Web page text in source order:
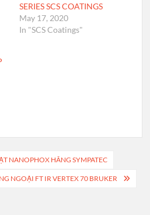
SERIES SCS COATINGS
May 17, 2020
In "SCS Coatings"
NANOPHOX HÃNG SYMPATEC
NGOẠI FT IR VERTEX 70 BRUKER